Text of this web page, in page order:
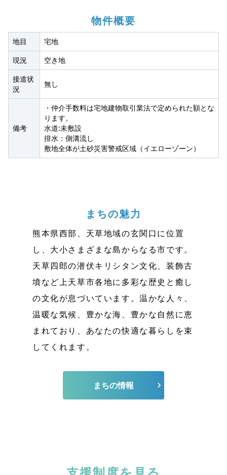
物件概要
地目
宅地
現況
空き地
接道状
況
無し
備考
・仲介手数料は宅地建物取引業法で定められた額とな
ります。
水道:未敷設
排水：側溝流し
敷地全体が土砂災害警戒区域（イエローゾーン）
まちの魅力
熊本県西部、天草地域の玄関口に位置
し、大小さまざまな島からなる市です。
天草四郎の潜伏キリシタン文化、装飾古
墳など上天草市各地に多彩な歴史と癒し
の文化が息づいています。温かな人々、
温暖な気候、豊かな海、豊かな自然に恵
まれており、あなたの快適な暮らしを束
してくれます。
まちの情報